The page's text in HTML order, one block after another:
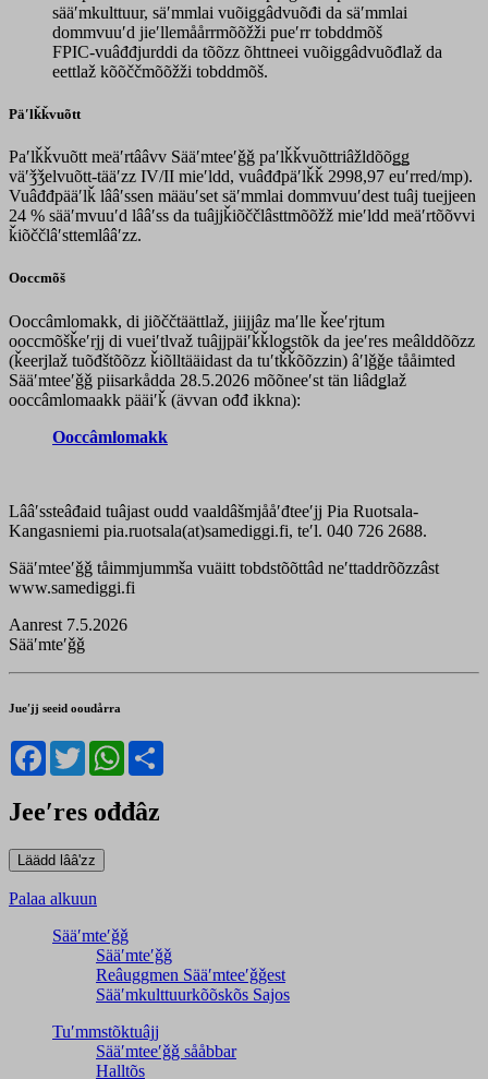
sääʹmkulttuur, säʹmmlai vuõiggâdvuõđi da säʹmmlai
dommvuuʹd jieʹllemåårrmõõžži pueʹrr tobddmõš
FPIC-vuâđđjurddi da tõõzz õhttneei vuõiggâdvuõđlaž da
eettlaž kõõččmõõžži tobddmõš.
Päʹlǩǩvuõtt
Paʹlǩǩvuõtt meäʹrtââvv Sääʹmteeʹǧǧ paʹlǩǩvuõttriâžldõõǥǥ
väʹǯǯelvuõtt-tääʹzz IV/II mieʹldd, vuâđđpäʹlǩǩ 2998,97 euʹrred/mp).
Vuâđđpääʹlǩ lââʹssen määuʹset säʹmmlai dommvuuʹdest tuâj tuejjeen
24 % sääʹmvuuʹd lââʹss da tuâjjǩiõččlâsttmõõžž mieʹldd meäʹrtõõvvi
ǩiõččlâʹsttemlââʹzz.
Ooccmõš
Ooccâmlomakk, di jiõččtäättlaž, jiijjâz maʹlle ǩeeʹrjtum
ooccmõšǩeʹrjj di vueiʹtlvaž tuâjjpäiʹǩǩloǥstõk da jeeʹres meâlddõõzz
(ǩeerjlaž tuõđštõõzz ǩiõlltääidast da tuʹtǩǩõõzzin) âʹlǧǧe tååimted
Sääʹmteeʹǧǧ piisarkådda 28.5.2026 mõõneeʹst tän liâdǥlaž
ooccâmlomaakk pääiʹǩ (ävvan ođđ ikkna):
Ooccâmlomakk
Lââʹssteâđaid tuâjast oudd vaaldâšmjååʹđteeʹjj Pia Ruotsala-
Kangasniemi pia.ruotsala(at)samediggi.fi, teʹl. 040 726 2688.
Sääʹmteeʹǧǧ tåimmjummša vuäitt tobdstõõttâd neʹttaddrõõzzâst
www.samediggi.fi
Aanrest 7.5.2026
Sääʹmteʹǧǧ
Jueʹjj seeid ooudårra
Facebook
TwitterWhatsApp
Jeeʹres ođđâz
Palaa alkuun
Sääʹmteʹǧǧ
Sääʹmteʹǧǧ
Reâuggmen Sääʹmteeʹǧǧest
Sääʹmkulttuurkõõskõs Sajos
Tuʹmmstõktuâjj
Sääʹmteeʹǧǧ sååbbar
Halltõs